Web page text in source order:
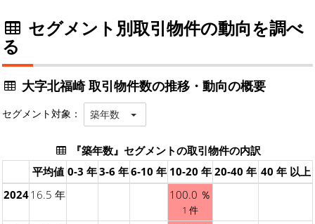
セグメント別取引物件の動向を調べ
る
大字北福崎 取引物件数の推移・動向の概要
セグメント対象： 築年数
『築年数』セグメントの取引物件の内訳
平均値 0-3 年3-6 年6-10 年 10-20 年 20-40 年 40 年 以上
202416.5 年 100.0 ％
1 件